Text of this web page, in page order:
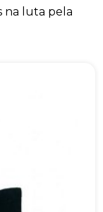
na luta pela